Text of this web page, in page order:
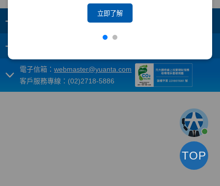
立即了解
+
+
電子信箱： webmaster@yuanta.com
客戶服務專線：(02)2718-5886
TOP